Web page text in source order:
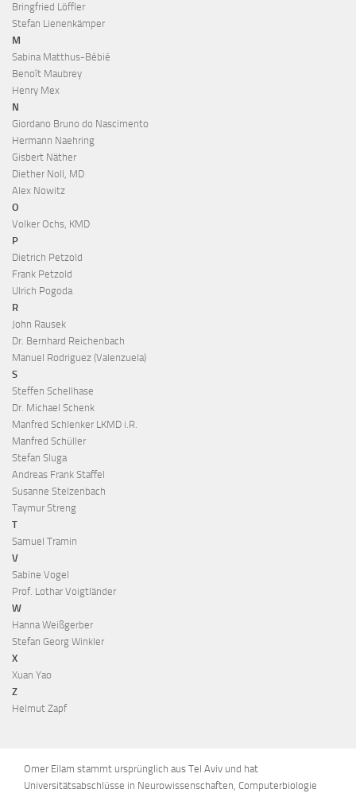
Omer Eilam stammt ursprünglich aus Tel Aviv und hat
Universitätsabschlüsse in Neurowissenschaften, Computerbiologie
Bringfried Löffler
Stefan Lienenkämper
M
Sabina Matthus-Bébié
Benoît Maubrey
Henry Mex
N
Giordano Bruno do Nascimento
Hermann Naehring
Gisbert Näther
Diether Noll, MD
Alex Nowitz
O
Volker Ochs, KMD
P
Dietrich Petzold
Frank Petzold
Ulrich Pogoda
R
John Rausek
Dr. Bernhard Reichenbach
Manuel Rodriguez (Valenzuela)
S
Steffen Schellhase
Dr. Michael Schenk
Manfred Schlenker LKMD i.R.
Manfred Schüller
Stefan Sluga
Andreas Frank Staffel
Susanne Stelzenbach
Taymur Streng
T
Samuel Tramin
V
Sabine Vogel
Prof. Lothar Voigtländer
W
Hanna Weißgerber
Stefan Georg Winkler
X
Xuan Yao
Z
Helmut Zapf